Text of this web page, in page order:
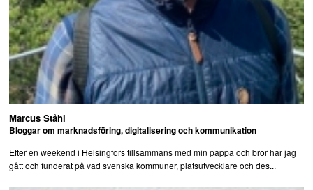
Marcus Ståhl
Bloggar om marknadsföring, digitalisering och kommunikation
Efter en weekend i Helsingfors tillsammans med min pappa och bror har jag
gått och funderat på vad svenska kommuner, platsutvecklare och des...